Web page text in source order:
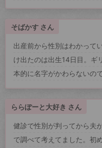
そばかす さん
出産前から性別はわかって
け出たのは出生14日目。ギ
本的に名字がかわらないの
ららぽーと大好き さん
健診で性別が判ってから夫
で調べて考えてました。初